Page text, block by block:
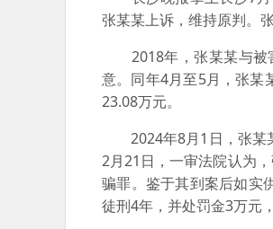
张某某上诉，维持原判。
2018年，张某某与被
意。同年4月至5月，张某
23.08万元。
2024年8月1日，张某某
2月21日，一审法院认为
骗罪。鉴于其到案后如实
徒刑4年，并处罚金3万元